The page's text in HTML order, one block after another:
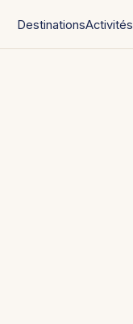
DestinationsActivités